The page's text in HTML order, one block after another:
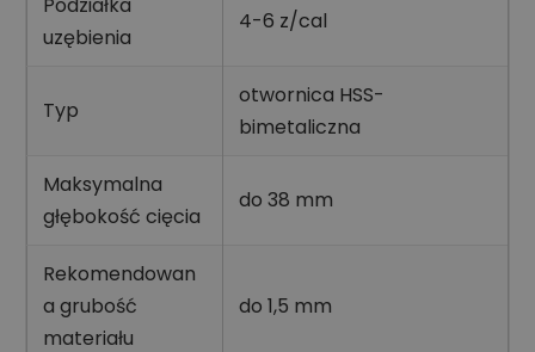
uzębienia
4-6 z/cal
Typ
otwornica HSS-
bimetaliczna
Maksymalna
głębokość cięcia
do 38 mm
Rekomendowan
a grubość
materiału
do 1,5 mm